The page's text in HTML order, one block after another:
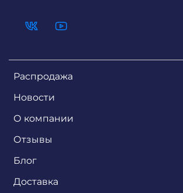
Распродажа
Новости
О компании
Отзывы
Блог
Доставка